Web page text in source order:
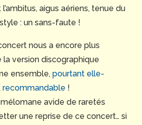
aigus aériens, tenue du
: un sans-faute !
nous a encore plus
la version discographique
ensemble, pourtant elle-
!
avide de raretés
une reprise de ce concert… si